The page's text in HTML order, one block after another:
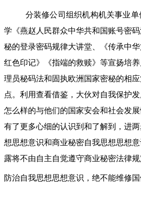
分装修公司组织机构机关事业
学《燕赵人民群众中华共和国账号密
秘的登录密码规律大讲堂、《传承中
红色印记》《指端的救赎》等宣扬培
理员秘码法和固执欧洲国家密秘的相
点。利用查看借鉴，大伙对自我保护
怎么样的与他们的国家安会和社会发
有了更多心细的认识到和了解到，进
想思想意识和商业秘密自我思想思想
露将不由自主自觉遵守商业秘密法律
防治自我思想思想意识，绝不能维修国